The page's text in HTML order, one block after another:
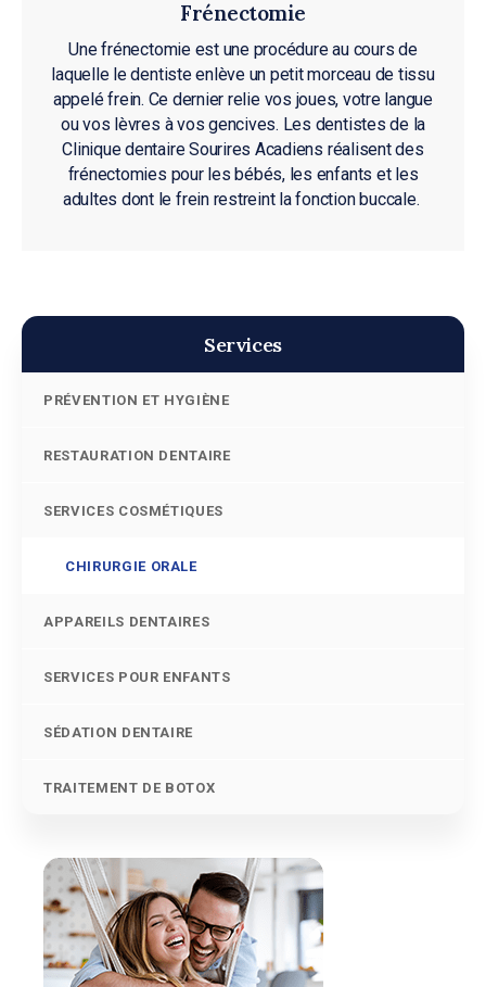
Frénectomie
Une frénectomie est une procédure au cours de
laquelle le dentiste enlève un petit morceau de tissu
appelé frein. Ce dernier relie vos joues, votre langue
ou vos lèvres à vos gencives. Les dentistes de la
Clinique dentaire Sourires Acadiens réalisent des
frénectomies pour les bébés, les enfants et les
adultes dont le frein restreint la fonction buccale.
Services
PRÉVENTION ET HYGIÈNE
RESTAURATION DENTAIRE
SERVICES COSMÉTIQUES
CHIRURGIE ORALE
APPAREILS DENTAIRES
SERVICES POUR ENFANTS
SÉDATION DENTAIRE
TRAITEMENT DE BOTOX